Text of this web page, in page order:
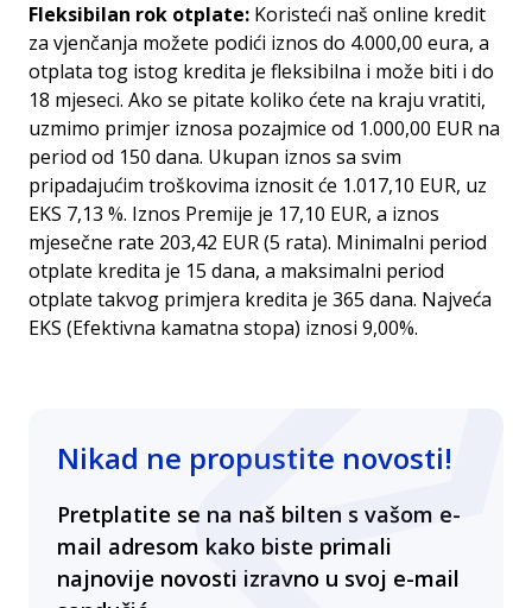
Fleksibilan rok otplate: Koristeći naš online kredit
za vjenčanja možete podići iznos do 4.000,00 eura, a
otplata tog istog kredita je fleksibilna i može biti i do
18 mjeseci. Ako se pitate koliko ćete na kraju vratiti,
uzmimo primjer iznosa pozajmice od 1.000,00 EUR na
period od 150 dana. Ukupan iznos sa svim
pripadajućim troškovima iznosit će 1.017,10 EUR, uz
EKS 7,13 %. Iznos Premije je 17,10 EUR, a iznos
mjesečne rate 203,42 EUR (5 rata). Minimalni period
otplate kredita je 15 dana, a maksimalni period
otplate takvog primjera kredita je 365 dana. Najveća
EKS (Efektivna kamatna stopa) iznosi 9,00%.
Nikad ne propustite novosti!
Pretplatite se na naš bilten s vašom e-
mail adresom kako biste primali
najnovije novosti izravno u svoj e-mail